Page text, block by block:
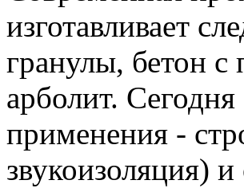
изготавливает
гранулы, бетон
арболит.
применения -
звукоизоляция) и